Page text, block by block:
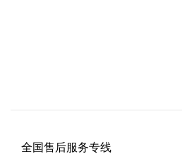
全国售后服务专线